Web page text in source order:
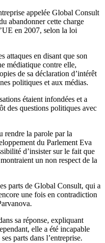
appelée Global Consult
abandonner cette charge
en 2007, selon la loi
attaques en disant que son
médiatique contre elle,
de sa déclaration d’intérêt
politiques et aux médias.
étaient infondées et a
des questions politiques avec
rendre la parole par la
du Parlement Eva
d’insister sur le fait que
un non respect de la
parts de Global Consult, qui a
une fois en contradiction
sa réponse, expliquant
elle a été incapable
parts dans l’entreprise.